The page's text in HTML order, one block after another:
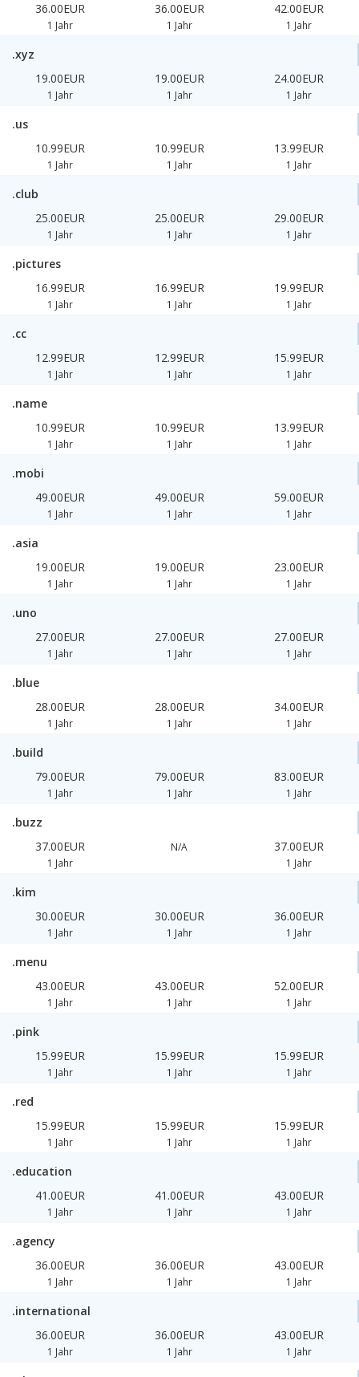
36.00EUR
1 Jahr
36.00EUR
1 Jahr
42.00EUR
1 Jahr
.xyz
19.00EUR
1 Jahr
19.00EUR
1 Jahr
24.00EUR
1 Jahr
.us
10.99EUR
1 Jahr
10.99EUR
1 Jahr
13.99EUR
1 Jahr
.club
25.00EUR
1 Jahr
25.00EUR
1 Jahr
29.00EUR
1 Jahr
.pictures
16.99EUR
1 Jahr
16.99EUR
1 Jahr
19.99EUR
1 Jahr
.cc
12.99EUR
1 Jahr
12.99EUR
1 Jahr
15.99EUR
1 Jahr
.name
10.99EUR
1 Jahr
10.99EUR
1 Jahr
13.99EUR
1 Jahr
.mobi
49.00EUR
1 Jahr
49.00EUR
1 Jahr
59.00EUR
1 Jahr
.asia
19.00EUR
1 Jahr
19.00EUR
1 Jahr
23.00EUR
1 Jahr
.uno
27.00EUR
1 Jahr
27.00EUR
1 Jahr
27.00EUR
1 Jahr
.blue
28.00EUR
1 Jahr
28.00EUR
1 Jahr
34.00EUR
1 Jahr
.build
79.00EUR
1 Jahr
79.00EUR
1 Jahr
83.00EUR
1 Jahr
.buzz
37.00EUR
1 Jahr
N/A 37.00EUR
1 Jahr
.kim
30.00EUR
1 Jahr
30.00EUR
1 Jahr
36.00EUR
1 Jahr
.menu
43.00EUR
1 Jahr
43.00EUR
1 Jahr
52.00EUR
1 Jahr
.pink
15.99EUR
1 Jahr
15.99EUR
1 Jahr
15.99EUR
1 Jahr
.red
15.99EUR
1 Jahr
15.99EUR
1 Jahr
15.99EUR
1 Jahr
.education
41.00EUR
1 Jahr
41.00EUR
1 Jahr
43.00EUR
1 Jahr
.agency
36.00EUR
1 Jahr
36.00EUR
1 Jahr
43.00EUR
1 Jahr
.international
36.00EUR
1 Jahr
36.00EUR
1 Jahr
43.00EUR
1 Jahr